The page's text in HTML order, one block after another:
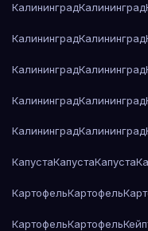
КалининградКалининград
КалининградКалининград
КалининградКалининград
КалининградКалининград
КалининградКалининград
КапустаКапустаКапуста
КартофельКартофель
КартофельКартофель